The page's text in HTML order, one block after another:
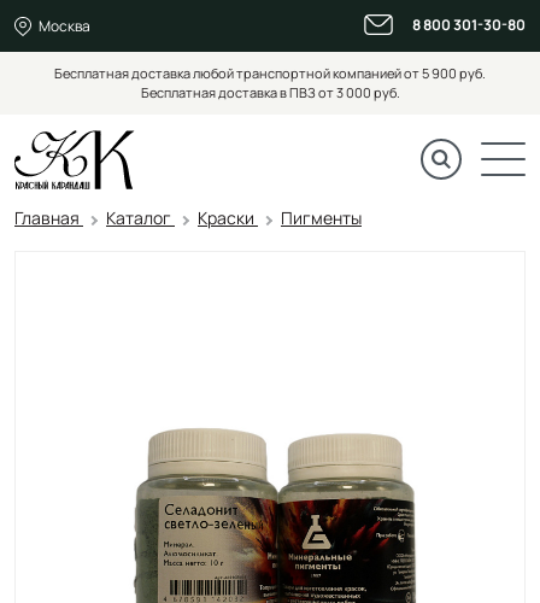
Москва 8 800 301-30-80
Бесплатная доставка любой транспортной компанией от 5 900 руб.
Бесплатная доставка в ПВЗ от 3 000 руб.
Главная Каталог Краски Пигменты